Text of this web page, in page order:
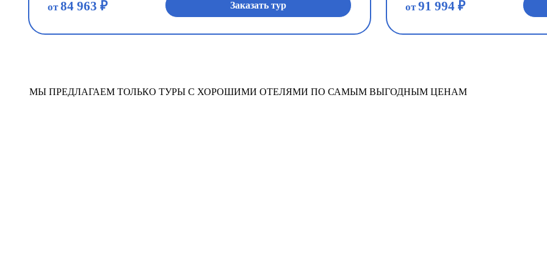
от84 963 ₽ Заказать тур от91 994 ₽
МЫ ПРЕДЛАГАЕМ ТОЛЬКО ТУРЫ С ХОРОШИМИ ОТЕЛЯМИ ПО САМЫМ ВЫГОДНЫМ ЦЕНАМ